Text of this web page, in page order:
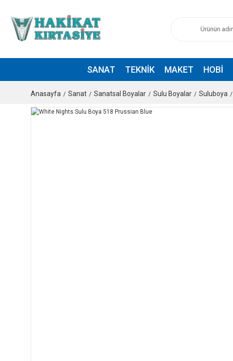
SANAT TEKNIK MAKET HOBI
Anasayfa Sanat Sanatsal Boyalar Sulu Boyalar Suluboya